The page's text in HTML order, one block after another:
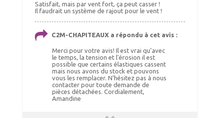
Satisfait, mais par vent fort, ça peut casser !
Il faudrait un système de rajout pour le vent !
C2M-CHAPITEAUX a répondu à cet avis :
Merci pour votre avis! Il est vrai qu'avec
le temps, la tension et l'érosion il est
possible que certains élastiques cassent
mais nous avons du stock et pouvons
vous les remplacer. N'hésitez pas à nous
contacter pour toute demande de
pièces détachées. Cordialement,
Amandine